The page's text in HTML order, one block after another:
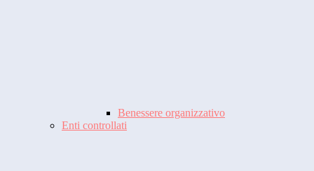
Benessere organizzativo
Enti controllati